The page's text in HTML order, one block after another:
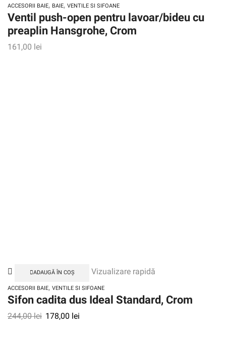
ACCESORII BAIE, BAIE, VENTILE SI SIFOANE
Ventil push-open pentru lavoar/bideu cu
preaplin Hansgrohe, Crom
161,00 lei
ADAUGĂ ÎN COȘ Vizualizare rapidă
ACCESORII BAIE, VENTILE SI SIFOANE
Sifon cadita dus Ideal Standard, Crom
244,00lei 178,00 lei